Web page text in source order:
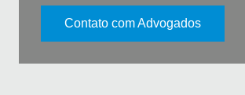
Contato com Advogados